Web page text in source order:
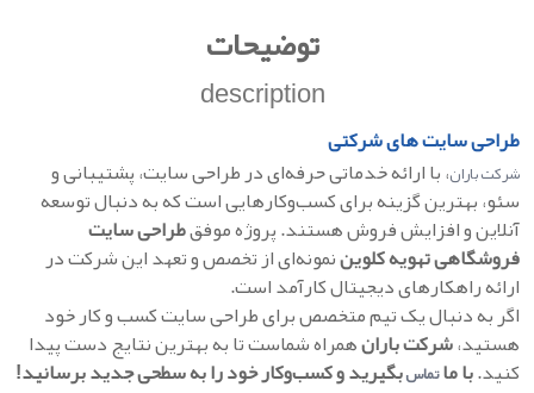
توضیحات
description
طراحی سایت های شرکتی
شرکت باران، با ارائه خدماتی حرفه‌ای در طراحی سایت، پشتیبانی و
سئو، بهترین گزینه برای کسب‌وکارهایی است که به دنبال توسعه
آنلاین و افزایش فروش هستند. پروژه موفقطراحی سایت
فروشگاهی تهویه کلویننمونه‌ای از تخصص و تعهد این شرکت در
ارائه راهکارهای دیجیتال کارآمد است.
اگر به دنبال یک تیم متخصص برای طراحی سایت کسب‌ و کار خود
هستید،شرکت بارانهمراه شماست تا به بهترین نتایج دست پیدا
کنید.با ماتماسبگیرید و کسب‌وکار خود را به سطحی جدید برسانید!